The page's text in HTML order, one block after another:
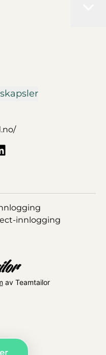
innlogging
av Teamtailor